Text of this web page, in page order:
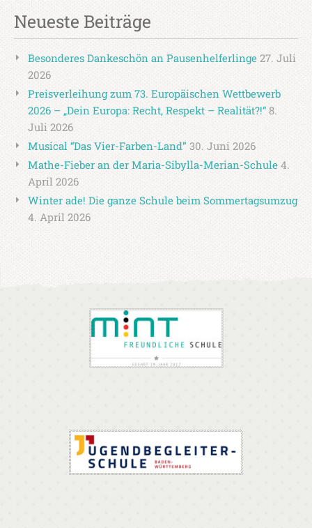
Neueste Beiträge
Besonderes Dankeschön an Pausenhelferlinge 27. Juli
2026
Preisverleihung zum 73. Europäischen Wettbewerb
2026 – „Dein Europa: Recht, Respekt – Realität?!“ 8.
Juli 2026
Musical “Das Vier-Farben-Land” 30. Juni 2026
Mathe-Fieber an der Maria-Sibylla-Merian-Schule 4.
April 2026
Winter ade! Die ganze Schule beim Sommertagsumzug
4. April 2026